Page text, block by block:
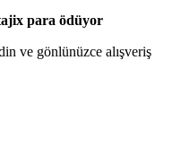
para ödüyor
ve gönlünüzce alışveriş